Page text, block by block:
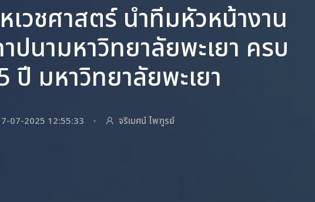
วชศาสตร์ นำทีมหัวหน้างาน
ปนามหาวิทยาลัยพะเยา ครบ
ปี มหาวิทยาลัยพะเยา
07-2025 12:55:33 จริเมศน์ ไพฑูรย์